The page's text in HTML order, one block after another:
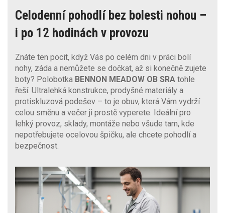
Celodenní pohodlí bez bolesti nohou –
i po 12 hodinách v provozu
Znáte ten pocit, když Vás po celém dni v práci bolí
nohy, záda a nemůžete se dočkat, až si konečně zujete
boty? Polobotka BENNON MEADOW OB SRA tohle
řeší. Ultralehká konstrukce, prodyšné materiály a
protiskluzová podešev – to je obuv, která Vám vydrží
celou směnu a večer ji prostě vyperete. Ideální pro
lehký provoz, sklady, montáže nebo všude tam, kde
nepotřebujete ocelovou špičku, ale chcete pohodlí a
bezpečnost.